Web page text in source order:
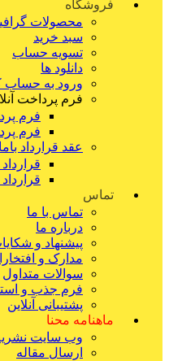
فروشگاه
محصولات
سبد خرید
تسویه حساب
دانلود ها
ورود به حساب
فرم پرداخت
فرم
فرم
عقد قرارداد باما
تماس
تماس با ما
درباره ما
پیشنهاد و
مدارک و
سوالات متداول
فرم جذب و
پشتیبانی آنلاین
ماهنامه محنا
وب سایت
ارسال مقاله